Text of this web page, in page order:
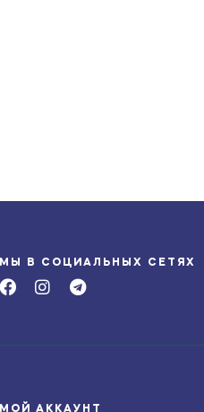
МЫ В СОЦИАЛЬНЫХ СЕТЯХ
МОЙ АККАУНТ